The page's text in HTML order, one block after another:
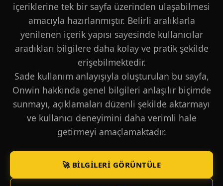
içeriklerine tek bir sayfa üzerinden ulaşabilmesi
amacıyla hazırlanmıştır. Belirli aralıklarla
yenilenen içerik yapısı sayesinde kullanıcılar
aradıkları bilgilere daha kolay ve pratik şekilde
erişebilmektedir.
Sade kullanım anlayışıyla oluşturulan bu sayfa,
Onwin hakkında genel bilgileri anlaşılır biçimde
sunmayı, açıklamaları düzenli şekilde aktarmayı
ve kullanıcı deneyimini daha verimli hale
getirmeyi amaçlamaktadır.
🚀 BILGILERI GÖRÜNTÜLE